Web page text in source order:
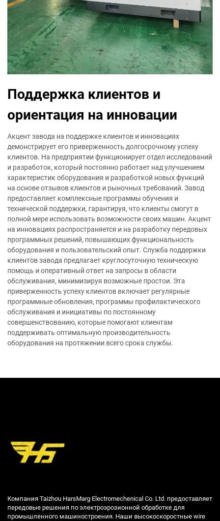
Поддержка клиентов и
ориентация на инновации
Акцент завода на поддержке клиентов и инновациях
демонстрирует его приверженность долгосрочному успеху
клиентов. На предприятии функционирует отдел исследований
и разработок, который постоянно работает над улучшением
характеристик оборудования и разработкой новых функций
на основе отзывов клиентов и рыночных требований. Завод
предоставляет комплексные программы обучения и
технической поддержки, гарантируя, что клиенты смогут в
полной мере использовать возможности своих машин. Акцент
на инновациях распространяется и на разработку передовых
программных решений, повышающих функциональность
оборудования и пользовательский опыт. Служба поддержки
клиентов завода предлагает круглосуточную техническую
помощь и оперативный ответ на запросы в области
обслуживания, минимизируя возможные простои. Эта
приверженность успеху клиентов включает регулярные
программные обновления, программы профилактического
обслуживания и инициативы по постоянному
совершенствованию, которые помогают клиентам
поддерживать оптимальную производительность
оборудования на протяжении всего срока службы.
Компания Taizhou HarsMarg Electromechenical Co. Ltd. предоставляет
передовые решения по электроэрозионной обработке для
промышленного машиностроения. Наши высокоскоростные wire